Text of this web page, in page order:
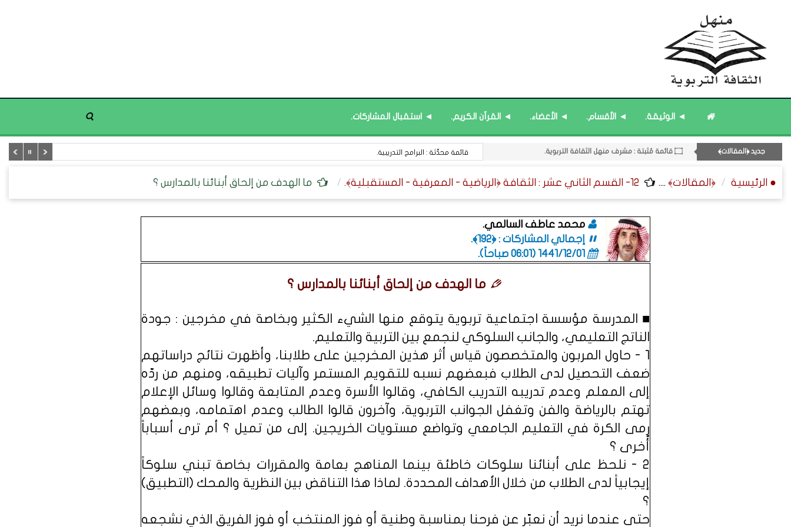
◄ الوثيقة. ◄ الأقسام. ◄ الأعضاء. ◄ القرآن الكريم. ◄ استقبال المشاركات.
جديد ﴿المقالات﴾
12- القسم الثاني عشر : الثقافة ﴿الرياضية - المعرفية - المستقبلية﴾.
۝ قائمة مُحدَّثة : مختارات من الثقافة ﴿الزمنية﴾.
۝ قائمة مُثبتة : فريق منهل الثقافة التربوية.
۝ قائمة مُحدَّثة : جديد المشاركات.
۝ قائمة مُثبتة : مشرف منهل الثقافة التربوية. قائمة محدَّثة : البرامج التدريبية.
● الرئيسية ﴿المقالات﴾ .... 12- القسم الثاني عشر : الثقافة ﴿الرياضية - المعرفية - المستقبلية﴾. ما الهدف من إلحاق أبنائنا بالمدارس ؟
محمد عاطف السالمي.
إجمالي المشاركات : ﴿192﴾.
1441/12/01 (06:01 صباحاً)
.
ما الهدف من إلحاق أبنائنا بالمدارس ؟
■ المدرسة مؤسسة اجتماعية تربوية يتوقع منها الشيء الكثير وبخاصة في مخرجين : جودة
الناتج التعليمي، والجانب السلوكي لنجمع بين التربية والتعليم.
1 - حاول المربون والمتخصصون قياس أثر هذين المخرجين على طلابنا، وأظهرت نتائج دراساتهم
ضعف التحصيل لدى الطلاب فبعضهم نسبه للتقويم المستمر وآليات تطبيقه، ومنهم من ردّه
إلى المعلم وعدم تدريبه التدريب الكافي، وقالوا الأسرة وعدم المتابعة وقالوا وسائل الإعلام
تهتم بالرياضة والفن وتغفل الجوانب التربوية، وآخرون قالوا الطالب وعدم اهتمامه، وبعضهم
رمى الكرة في التعليم الجامعي وتواضع مستويات الخريجين. إلى من تميل ؟ أم ترى أسباباً
أُخرى ؟
2 - نلحظ على أبنائنا سلوكات خاطئة بينما المناهج بعامة والمقررات بخاصة تبني سلوكاً
إيجابياً لدى الطلاب من خلال الأهداف المحددة. لماذا هذا التناقض بين النظرية والمحك (التطبيق)
؟
حتى عندما نريد أن نعبّر عن فرحنا بمناسبة وطنية أو فوز المنتخب أو فوز الفريق الذي نشجعه